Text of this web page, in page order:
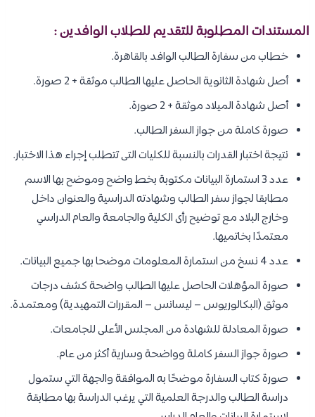
المستندات المطلوبة للتقديم للطلاب الوافدين :
خطاب من سفارة الطالب الوافد بالقاهرة.
أصل شهادة الثانوية الحاصل عليها الطالب موثقة + 2 صورة.
أصل شهادة الميلاد موثقة + 2 صورة.
صورة كاملة من جواز السفر الطالب.
نتيجة اختبار القدرات بالنسبة للكليات التى تتطلب إجراء هذا الاختبار.
عدد 3 استمارة البيانات مكتوبة بخط واضح وموضح بها الاسم
مطابقا لجواز سفر الطالب وشهادته الدراسية والعنوان داخل
وخارج البلاد مع توضيح رأى الكلية والجامعة والعام الدراسي
معتمدًا بخاتميها.
عدد 4 نسخ من استمارة المعلومات موضحا بها جميع البيانات.
صورة المؤهلات الحاصل عليها الطالب واضحة كشف درجات
موثق (البكالوريوس – ليسانس – المقررات التمهيدية) ومعتمدة.
صورة المعادلة للشهادة من المجلس الأعلى للجامعات.
صورة جواز السفر كاملة وواضحة وسارية أكثر من عام.
صورة كتاب السفارة موضحًا به الموافقة والجهة التي ستمول
دراسة الطالب والدرجة العلمية التي يرغب الدراسة بها مطابقة